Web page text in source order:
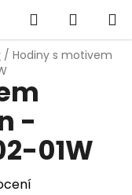
Hledat
KOŠÍK
/ Hodiny s motivem
-
01W